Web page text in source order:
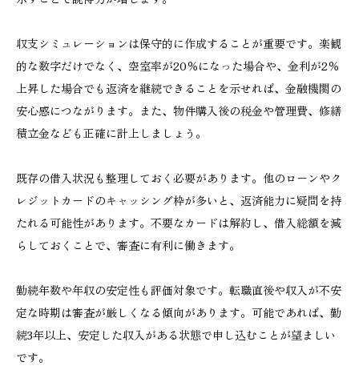
収支シミュレーションは保守的に作成することが重要です。楽観
的な数字だけでなく、空室率が20％になった場合や、金利が2％
上昇した場合でも返済を継続できることを示せれば、金融機関の
安心感につながります。また、物件購入後の税金や管理費、修繕
積立金なども正確に計上しましょう。
既存の借入状況も整理しておく必要があります。他のローンやク
レジットカードのキャッシング枠が多いと、返済能力に疑問を持
たれる可能性があります。不要なカードは解約し、借入総額を減
らしておくことで、審査に有利に働きます。
勤続年数や年収の安定性も評価対象です。転職直後や収入が不安
定な時期は審査が厳しくなる傾向があります。可能であれば、勤
続3年以上、安定した収入がある状態で申し込むことが望ましい
です。